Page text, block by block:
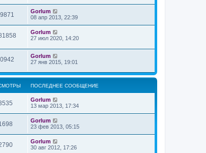
Gorlum
08 апр 2013, 22:39
Gorlum
27 июл 2020, 14:20
Gorlum
27 янв 2015, 19:01
ПОСЛЕДНЕЕ СООБЩЕНИЕ
Gorlum
13 мар 2013, 17:34
Gorlum
23 фев 2013, 05:15
Gorlum
30 авг 2012, 17:26